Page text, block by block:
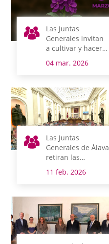
Las Juntas
Generales invitan
a cultivar y hacer
04 mar. 2026
Las Juntas
Generales de Álava
retiran las
honoríficas a
11 feb. 2026